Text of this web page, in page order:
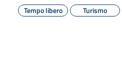
Tempo libero
Turismo